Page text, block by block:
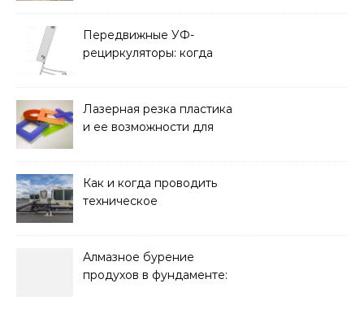
и советы по выбору
Передвижные УФ-
рециркуляторы: когда
Лазерная резка пластика
и ее возможности для
Как и когда проводить
техническое
Алмазное бурение
продухов в фундаменте: